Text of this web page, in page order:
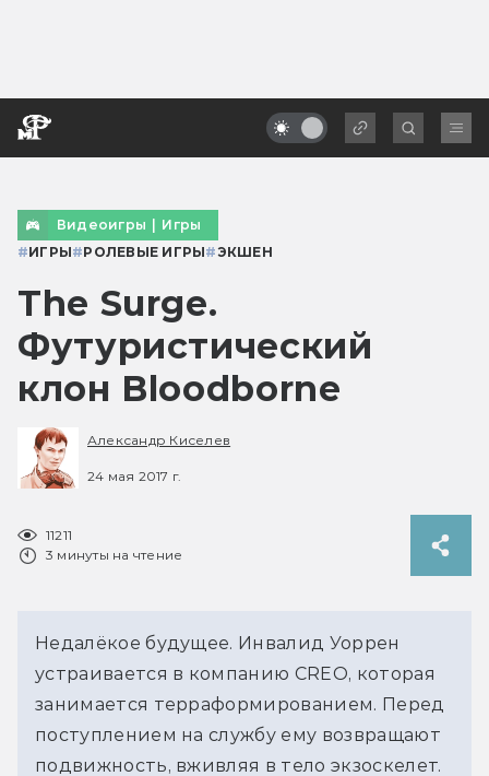
Видеоигры | Игры
#ИГРЫ#РОЛЕВЫЕ ИГРЫ#ЭКШЕН
The Surge.
Футуристический
клон Bloodborne
Александр Киселев
24 мая 2017 г.
11211
3 минуты на чтение
Недалёкое будущее. Инвалид Уоррен
устраивается в компанию CREO, которая
занимается терраформированием. Перед
поступлением на службу ему возвращают
подвижность, вживляя в тело экзоскелет.